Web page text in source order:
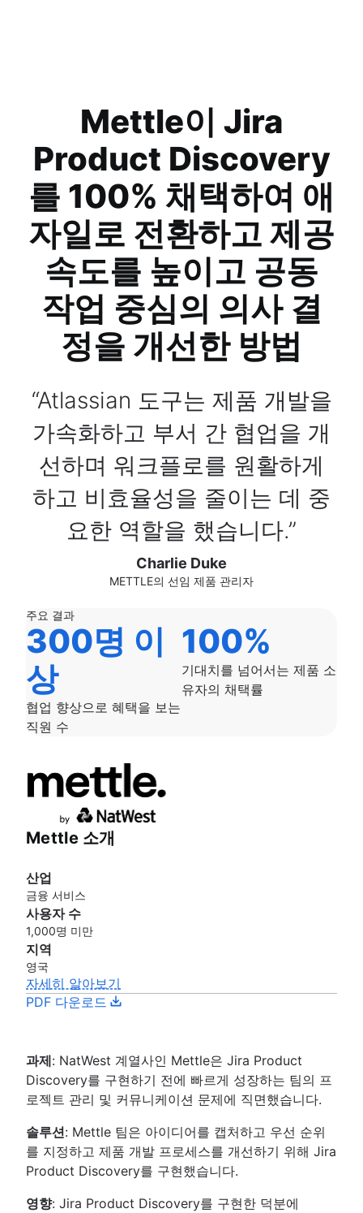
Mettle이 Jira
Product Discovery
를 100% 채택하여 애
자일로 전환하고 제공
속도를 높이고 공동
작업 중심의 의사 결
정을 개선한 방법
Atlassian 도구는 제품 개발을
가속화하고 부서 간 협업을 개
선하며 워크플로를 원활하게
하고 비효율성을 줄이는 데 중
요한 역할을 했습니다.
Charlie Duke
METTLE의 선임 제품 관리자
주요 결과
300명 이
상
협업 향상으로 혜택을 보는
직원 수
100%
기대치를 넘어서는 제품 소
유자의 채택률
Mettle 소개
산업
금융 서비스
사용자 수
1,000명 미만
지역
영국
자세히 알아보기
PDF 다운로드
과제: NatWest 계열사인 Mettle은 Jira Product
Discovery를 구현하기 전에 빠르게 성장하는 팀의 프
로젝트 관리 및 커뮤니케이션 문제에 직면했습니다.
솔루션: Mettle 팀은 아이디어를 캡처하고 우선 순위
를 지정하고 제품 개발 프로세스를 개선하기 위해 Jira
Product Discovery를 구현했습니다.
영향: Jira Product Discovery를 구현한 덕분에